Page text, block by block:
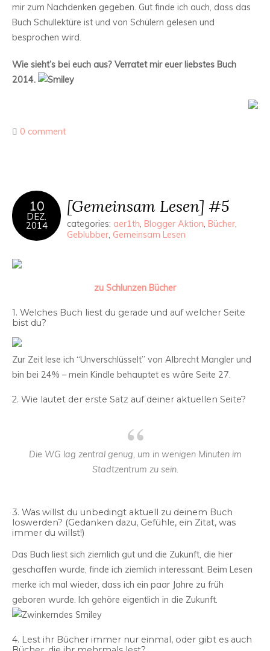
mir zum Nachdenken gegeben. Gut finde ich auch, dass das
Buch Schullektüre ist und von Schülern gelesen und
besprochen wird.
Wie sieht’s bei euch aus? Verratet mir euer liebstes Buch
2014.
0 comment
10
DEZ.
2014
[Gemeinsam Lesen] #5
categories: aer1th, Blogger Aktion, Bücher,
Geblubber, Gemeinsam Lesen
zu Schlunzen Bücher
1. Welches Buch liest du gerade und auf welcher Seite
bist du?
Zur Zeit lese ich “Unverschlüsselt” von Albrecht Mangler und
bin bei 24% – mein Kindle behauptet es wäre Seite 27.
2. Wie lautet der erste Satz auf deiner aktuellen Seite?
Die WG lag zentral genug, um in wenigen Minuten im
Stadtzentrum zu sein.
3. Was willst du unbedingt aktuell zu deinem Buch
loswerden? (Gedanken dazu, Gefühle, ein Zitat, was
immer du willst!)
Das Buch liest sich ziemlich gut und die Zukunft, die hier
geschaffen wurde, finde ich ziemlich interessant. Beim Lesen
merke ich mal wieder, dass ich ein paar Jahre zu früh
geboren wurde. Ich gehöre eigentlich in die Zukunft.
4. Lest ihr Bücher immer nur einmal, oder gibt es auch